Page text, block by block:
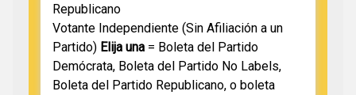
Republicano
Votante Independiente (Sin Afiliación a un
Partido) Elija una = Boleta del Partido
Demócrata, Boleta del Partido No Labels,
Boleta del Partido Republicano, o boleta